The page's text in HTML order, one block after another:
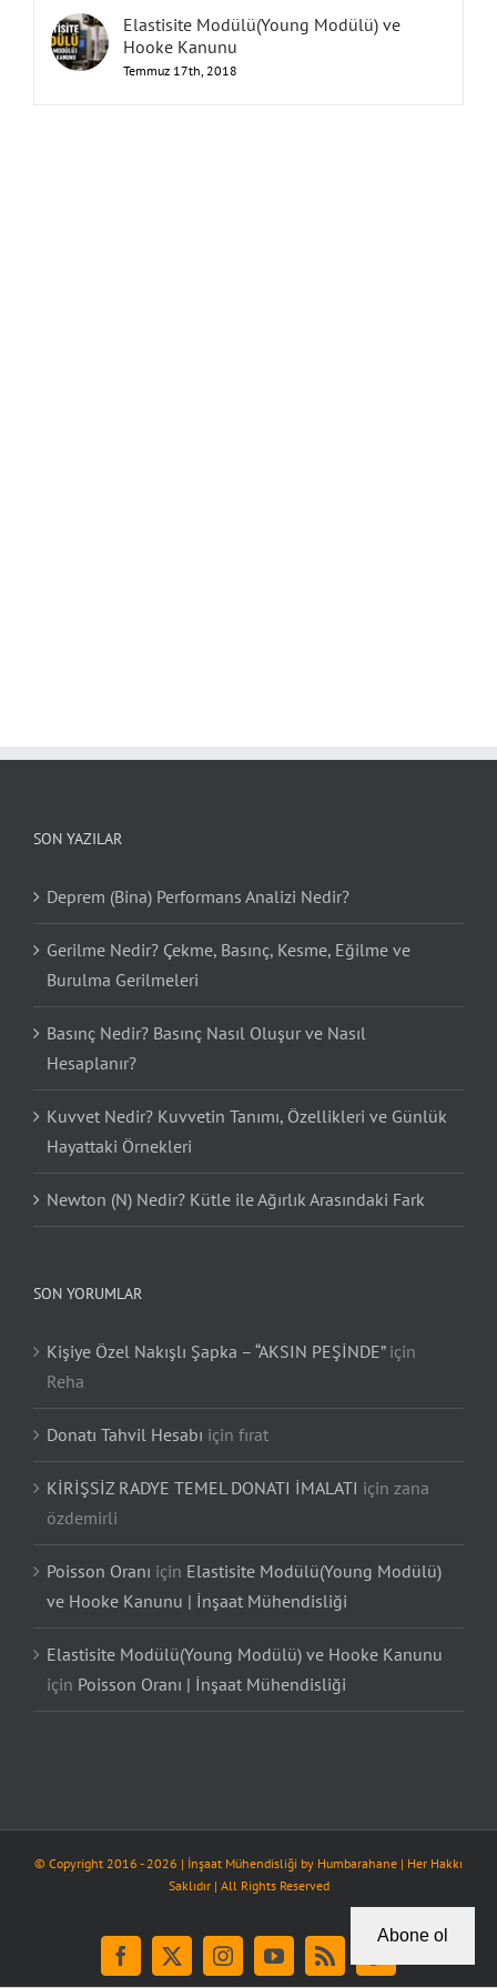
Elastisite Modülü(Young Modülü) ve
Hooke Kanunu
Temmuz 17th, 2018
SON YAZILAR
Deprem (Bina) Performans Analizi Nedir?
Gerilme Nedir? Çekme, Basınç, Kesme, Eğilme ve
Burulma Gerilmeleri
Basınç Nedir? Basınç Nasıl Oluşur ve Nasıl
Hesaplanır?
Kuvvet Nedir? Kuvvetin Tanımı, Özellikleri ve Günlük
Hayattaki Örnekleri
Newton (N) Nedir? Kütle ile Ağırlık Arasındaki Fark
SON YORUMLAR
Kişiye Özel Nakışlı Şapka – “AKSIN PEŞİNDE”için
Reha
Donatı Tahvil Hesabı için fırat
KİRİŞSİZ RADYE TEMEL DONATI İMALATI için zana
özdemirli
Poisson Oranı için Elastisite Modülü(Young Modülü)
ve Hooke Kanunu | İnşaat Mühendisliği
Elastisite Modülü(Young Modülü) ve Hooke Kanunu
için Poisson Oranı | İnşaat Mühendisliği
© Copyright 2016 - 2026 | İnşaat Mühendisliği by Humbarahane | Her Hakkı
Saklıdır | All Rights Reserved
Facebook
X InstagramYouTubeRss Tiktok
Abone ol